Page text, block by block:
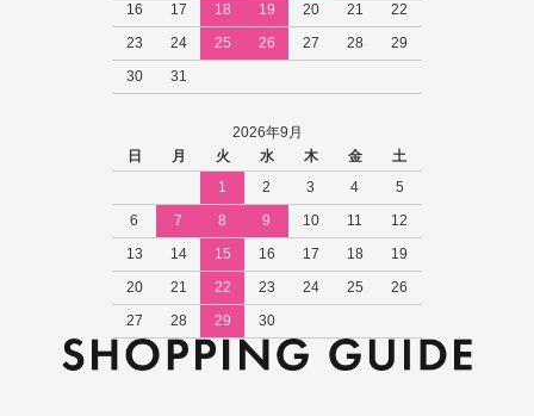
16
17 18 19 20 21
22
23
24 25 26 27 28
29
30
31
2026年9月
日
月 火 水 木 金
土
1
2 3 4
5
6
7 8 9 10 11
12
13
14 15 16 17 18
19
20
21 22 23 24 25
26
27
28 29 30